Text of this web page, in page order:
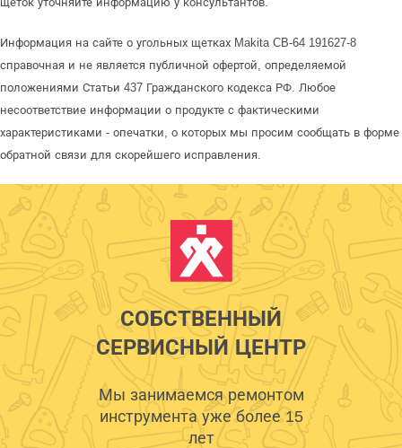
Информация на сайте о угольных щетках Makita CB-64 191627-8
справочная и не является публичной офертой, определяемой
положениями Статьи 437 Гражданского кодекса РФ. Любое
несоответствие информации о продукте с фактическими
характеристиками - опечатки, о которых мы просим сообщать в форме
обратной связи для скорейшего исправления.
СОБСТВЕННЫЙ
СЕРВИСНЫЙ ЦЕНТР
Мы занимаемся ремонтом
инструмента уже более 15
лет